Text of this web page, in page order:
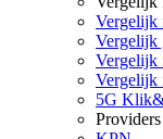
Vergelijk
Vergelijk
Vergelijk
Vergelijk
5G
Providers